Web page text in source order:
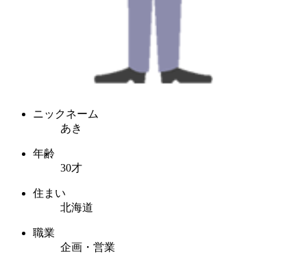
ニックネーム
あき
年齢
30才
住まい
北海道
職業
企画・営業